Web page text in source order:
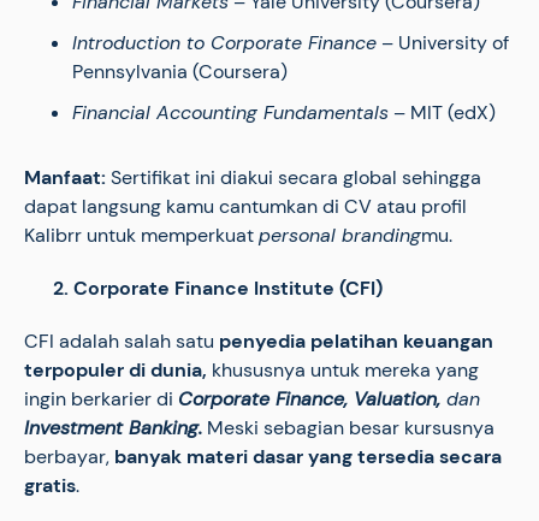
Introduction to Corporate Finance – University of
Pennsylvania (Coursera)
Financial Accounting Fundamentals – MIT (edX)
Manfaat: Sertifikat ini diakui secara global sehingga
dapat langsung kamu cantumkan di CV atau profil
Kalibrr untuk memperkuatpersonal brandingmu.
2. Corporate Finance Institute (CFI)
CFI adalah salah satu penyedia pelatihan keuangan
terpopuler di dunia, khususnya untuk mereka yang
ingin berkarier di Corporate Finance, Valuation, dan
Investment Banking. Meski sebagian besar kursusnya
berbayar, banyak materi dasar yang tersedia secara
gratis.